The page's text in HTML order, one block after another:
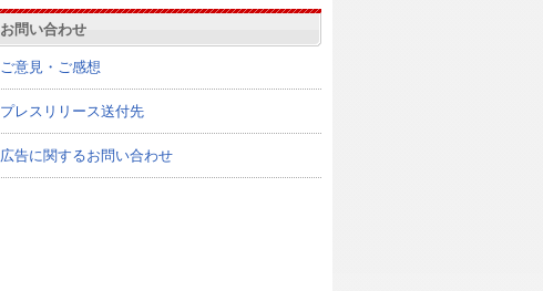
お問い合わせ
ご意見・ご感想
プレスリリース送付先
広告に関するお問い合わせ